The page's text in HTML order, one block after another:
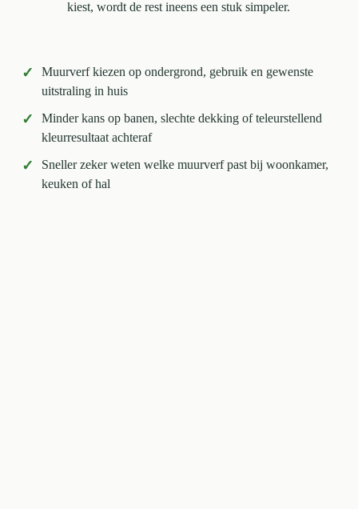
kiest, wordt de rest ineens een stuk simpeler.
✓
Muurverf kiezen op ondergrond, gebruik en gewenste
uitstraling in huis
✓
Minder kans op banen, slechte dekking of teleurstellend
kleurresultaat achteraf
✓
Sneller zeker weten welke muurverf past bij woonkamer,
keuken of hal